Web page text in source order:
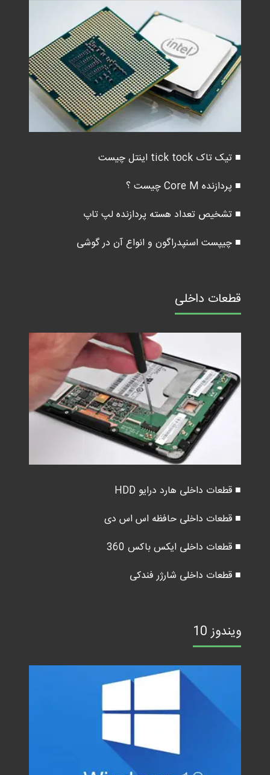
■ تیک تاک tick tock اینتل چیست
■ پردازنده Core M چیست ؟
■ تشخیص تعداد هسته پردازنده لپ تاپ
■ چیپست اسنپدراگون و انواع آن در گوشی
قطعات داخلی
■ قطعات داخلی هارد درایو HDD
■ قطعات داخلی حافظه اس اس دی
■ قطعات داخلی ایکس باکس 360
■ قطعات داخلی شارژر فندکی
ویندوز 10